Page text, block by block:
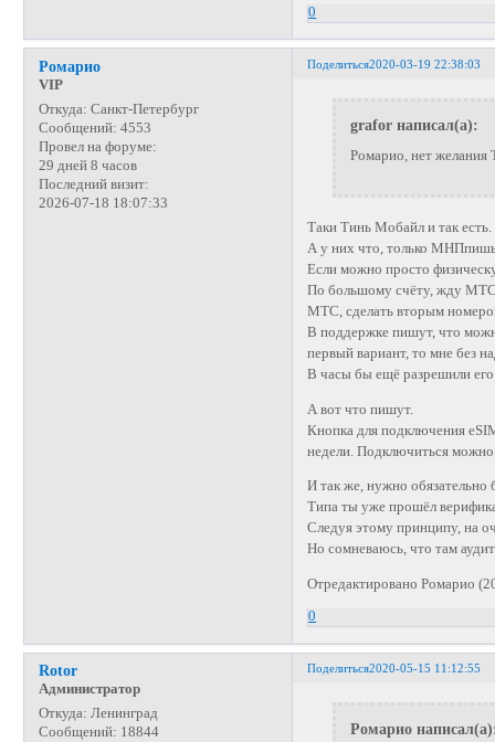
0
Поделиться2020-03-19 22:38:03
Ромарио
VIP
Откуда: Санкт-Петербург
Сообщений: 4553
Провел на форуме:
29 дней 8 часов
Последний визит:
2026-07-18 18:07:33
grafor написал(а):
Ромарио, нет
Таки Тинь Мобайл и так есть.
А у них что, только
Если можно просто
По большому счёту, жду
МТС, сделать вторым
В поддержке пишут, что
первый вариант, то мне без
В часы бы ещё разрешили
А вот что пишут.
Кнопка для подключения
недели. Подключиться
И так же, нужно обязательно
Типа ты уже прошёл
Следуя этому принципу, на
Но сомневаюсь, что там
Отредактировано Ромарио
0
Поделиться2020-05-15 11:12:55
Rotor
Администратор
Откуда: Ленинград
Сообщений: 18844
Ромарио